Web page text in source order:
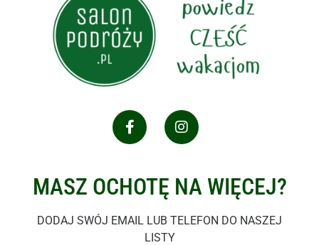
MASZ OCHOTĘ NA WIĘCEJ?
DODAJ SWÓJ EMAIL LUB TELEFON DO NASZEJ
LISTY